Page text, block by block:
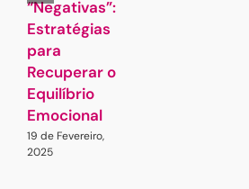
“Negativas”:
Estratégias
para
Recuperar o
Equilíbrio
Emocional
19 de Fevereiro,
2025